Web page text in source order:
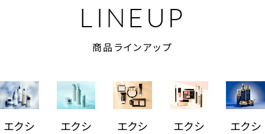
LINEUP
商品ラインアップ
エクシ
エクシ
エクシ
エクシ
エクシ